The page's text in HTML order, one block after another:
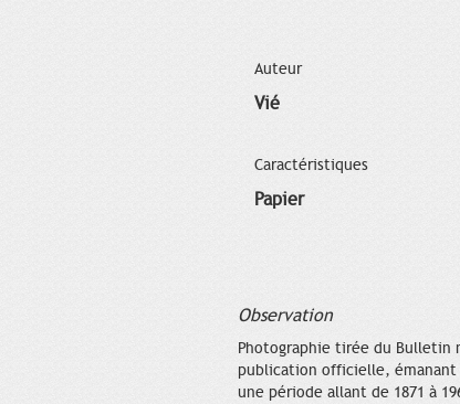
Auteur
Vié
Caractéristiques
Papier
Observation
Photographie tirée du Bulletin
publication officielle, émanant
une période allant de 1871 à